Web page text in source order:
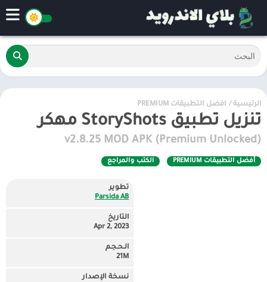
الرئيسية / أفضل التطبيقات PREMIUM
تنزيل تطبيق StoryShots مهكر
v2.8.25 MOD APK (Premium Unlocked)
أفضل التطبيقات PREMIUM الكتب والمراجع
تطوير
Parsida AB
التاريخ
Apr 2, 2023
الـحـجـم
21M
نسخة الإصدار